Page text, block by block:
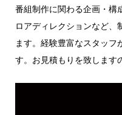
番組制作に関わる企画・構
ロアディレクションなど、
ます。経験豊富なスタッフ
す。お見積もりを致します